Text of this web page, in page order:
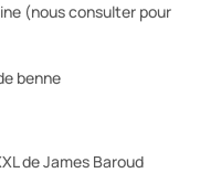
(nous consulter pour
benne
de James Baroud